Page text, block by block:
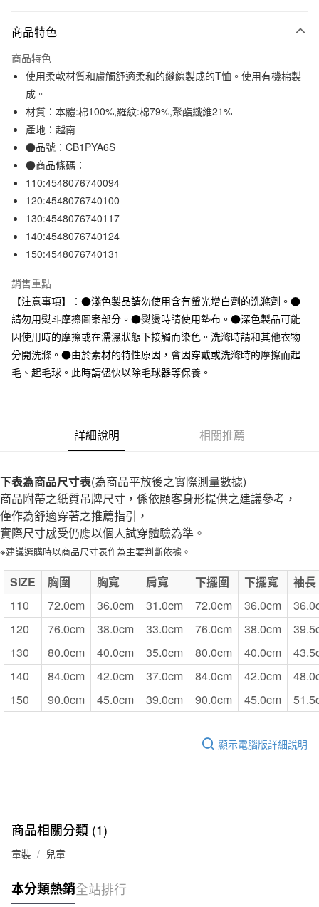
信用卡一次付款
信用卡分期付款
3 期 0 利率 每期
合作金庫商業銀行
第一商業銀行
華南商業銀行
上海商業儲蓄銀行
臺灣中小企業銀行
匯豐（台灣）商業銀行
聯邦商業銀行
元大商業銀行
玉山商業銀行
台灣樂天信用卡公司
超商取貨付款
LINE Pay
Apple Pay
街口支付
悠遊付
運送方式
全家取貨付款
每筆NT$65，滿NT$1,000(含以上)免運費
付款後全家取貨
每筆NT$65，滿NT$1,000(含以上)免運費
7-11取貨付款
每筆NT$65，滿NT$1,000(含以上)免運費
每筆NT$150，滿NT$2,000(含以上)免運費
無印良品門市自取
免運費
商品特色
商品特色
使用柔軟材質和膚觸舒適柔和的縫線製成的T恤。使用有機棉製
成。
材質：本體:棉100%,羅紋:棉79%,聚酯纖維21%
產地：越南
●品號：CB1PYA6S
●商品條碼：
110:4548076740094
120:4548076740100
130:4548076740117
140:4548076740124
150:4548076740131
銷售重點
【注意事項】：●淺色製品請勿使用含有螢光增白劑的洗滌劑。●
請勿用熨斗摩擦圖案部分。●熨燙時請使用墊布。●深色製品可能
因使用時的摩擦或在濡濕狀態下接觸而染色。洗滌時請和其他衣物
分開洗滌。●由於素材的特性原因，會因穿戴或洗滌時的摩擦而起
毛、起毛球。此時請儘快以除毛球器等保養。
詳細說明 相關推薦
下表為商品尺寸表(為商品平放後之實際測量數據)
商品附帶之紙質吊牌尺寸，係依顧客身形提供之建議參考，
僅作為舒適穿著之推薦指引，
實際尺寸感受仍應以個人試穿體驗為準。
※建議選購時以商品尺寸表作為主要判斷依據。
SIZE 胸圍 胸寬 肩寬 下擺圍 下擺寬
袖長
110
72.0cm 36.0cm 31.0cm 72.0cm 36.0cm
120
76.0cm 38.0cm 33.0cm 76.0cm 38.0cm
130
80.0cm 40.0cm 35.0cm 80.0cm 40.0cm
140
84.0cm 42.0cm 37.0cm 84.0cm 42.0cm
150
90.0cm 45.0cm 39.0cm 90.0cm 45.0cm
顯示電腦版詳細說明
商品相關分類 (1)
童裝 兒童
本分類熱銷全站排行